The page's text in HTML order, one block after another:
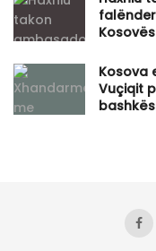
Kosovës
Kosova
Vuçiqit